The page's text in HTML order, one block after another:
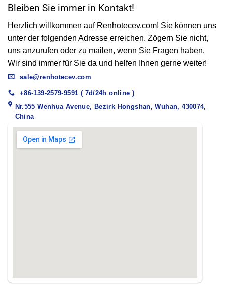
Bleiben Sie immer in Kontakt!
Herzlich willkommen auf Renhotecev.com! Sie können uns
unter der folgenden Adresse erreichen. Zögern Sie nicht,
uns anzurufen oder zu mailen, wenn Sie Fragen haben.
Wir sind immer für Sie da und helfen Ihnen gerne weiter!
sale@renhotecev.com
+86-139-2579-9591 ( 7d/24h online )
Nr.555 Wenhua Avenue, Bezirk Hongshan, Wuhan, 430074,
China